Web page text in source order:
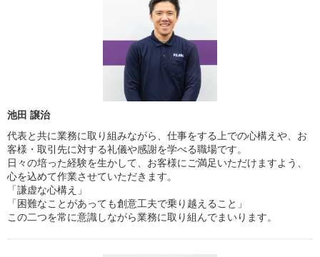
池田 譲治
代表と共に業務に取り組みながら、仕事をする上での心構えや、お
客様・取引先に対する礼儀や感謝を学べる職場です。
日々の培った経験を生かして、お客様にご満足いただけますよう、
心を込めて作業させていただきます。
「謙虚な心構え」
「困難なことがあっても創意工夫で乗り越えること」
この二つを常に意識しながら業務に取り組んでまいります。